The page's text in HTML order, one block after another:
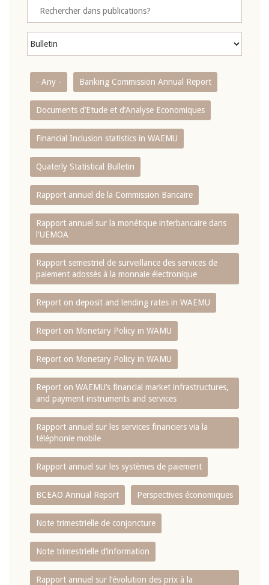
- Any - Banking Commission Annual Report
Documents d’Etude et d’Analyse Economiques
Financial Inclusion statistics in WAEMU
Quaterly Statistical Bulletin
Rapport annuel de la Commission Bancaire
Rapport annuel sur la monétique interbancaire dans
l'UEMOA
Rapport semestriel de surveillance des services de
paiement adossés à la monnaie électronique
Report on deposit and lending rates in WAEMU
Report on Monetary Policy in WAMU
Report on Monetary Policy in WAMU
Report on WAEMU’s financial market infrastructures,
and payment instruments and services
Rapport annuel sur les services financiers via la
téléphonie mobile
Rapport annuel sur les systèmes de paiement
BCEAO Annual Report Perspectives économiques
Note trimestrielle de conjoncture
Note trimestrielle d‘information
Rapport annuel sur l‘évolution des prix à la